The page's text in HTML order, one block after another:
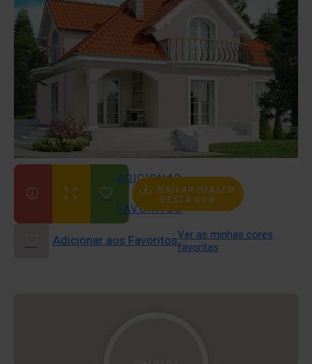
ADICIONAR
AOS
FAVORITOS
BAIXAR IMAGEM
DESTA COR
Adicionar aos FavoritosVer as minhas cores
favoritas